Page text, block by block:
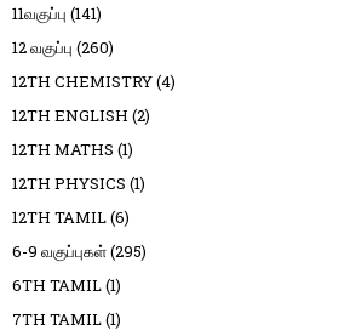
11வகுப்பு (141)
12 வகுப்பு (260)
12TH CHEMISTRY(4)
12TH ENGLISH (2)
12TH MATHS (1)
12TH PHYSICS (1)
12TH TAMIL(6)
6-9 வகுப்புகள்(295)
6TH TAMIL(1)
7TH TAMIL(1)